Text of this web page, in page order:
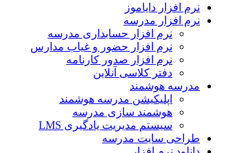
نرم افزار دایاموز
نرم افزار مدرسه
نرم افزار حسابداری مدرسه
نرم افزار حضور و غیاب مدارس
نرم افزار صدور کارنامه
دفتر کلاسی آنلاین
مدرسه هوشمند
اپلیکیشن مدرسه هوشمند
هوشمند سازی مدرسه
سیستم مدیریت یادگیری LMS
طراحی سایت مدرسه